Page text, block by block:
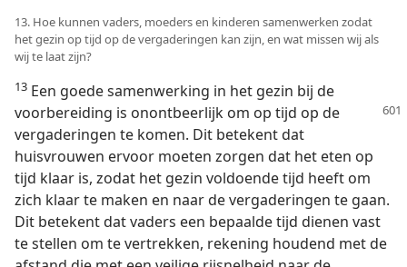
13. Hoe kunnen vaders, moeders en kinderen samenwerken zodat
het gezin op tijd op de vergaderingen kan zijn, en wat missen wij als
wij te laat zijn?
13 Een goede samenwerking in het gezin bij de
voorbereiding is onontbeerlijk om op tijd op de
vergaderingen te komen. Dit betekent dat
huisvrouwen ervoor moeten zorgen dat het eten op
tijd klaar is, zodat het gezin voldoende tijd heeft om
zich klaar te maken en naar de vergaderingen te gaan.
Dit betekent dat vaders een bepaalde tijd dienen vast
te stellen om te vertrekken, rekening houdend met de